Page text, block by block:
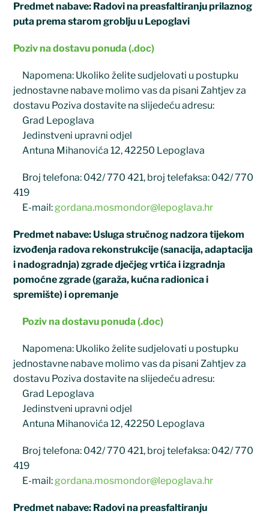
Predmet nabave: Radovi na preasfaltiranju prilaznog
puta prema starom groblju u Lepoglavi
Poziv na dostavu ponuda (.doc)
Napomena: Ukoliko želite sudjelovati u postupku
jednostavne nabave molimo vas da pisani Zahtjev za
dostavu Poziva dostavite na slijedeću adresu:
Grad Lepoglava
Jedinstveni upravni odjel
Antuna Mihanovića 12, 42250 Lepoglava
Broj telefona: 042/ 770 421, broj telefaksa: 042/ 770
419
E-mail:gordana.mosmondor@lepoglava.hr
Predmet nabave: Usluga stručnog nadzora tijekom
izvođenja radova rekonstrukcije (sanacija, adaptacija
i nadogradnja) zgrade dječjeg vrtića i izgradnja
pomoćne zgrade (garaža, kućna radionica i
spremište) i opremanje
Poziv na dostavu ponuda (.doc)
Napomena: Ukoliko želite sudjelovati u postupku
jednostavne nabave molimo vas da pisani Zahtjev za
dostavu Poziva dostavite na slijedeću adresu:
Grad Lepoglava
Jedinstveni upravni odjel
Antuna Mihanovića 12, 42250 Lepoglava
Broj telefona: 042/ 770 421, broj telefaksa: 042/ 770
419
E-mail:gordana.mosmondor@lepoglava.hr
Predmet nabave: Radovi na preasfaltiranju